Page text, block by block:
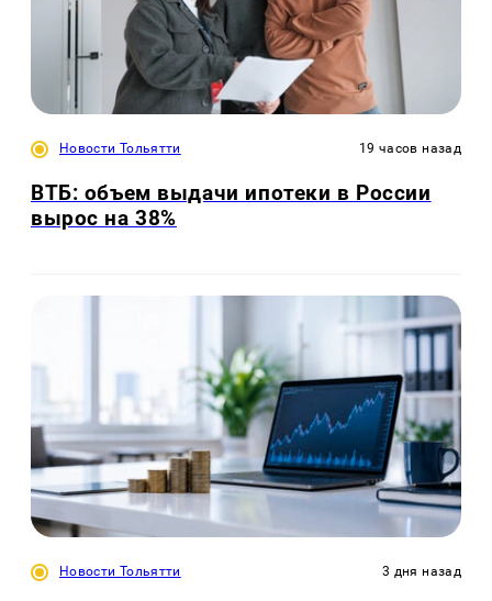
Новости Тольятти 19 часов назад
ВТБ: объем выдачи ипотеки в России
вырос на 38%
Новости Тольятти 3 дня назад